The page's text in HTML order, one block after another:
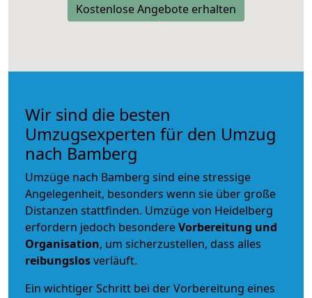
Kostenlose Angebote erhalten
Wir sind die besten
Umzugsexperten für den Umzug
nach Bamberg
Umzüge nach Bamberg sind eine stressige
Angelegenheit, besonders wenn sie über große
Distanzen stattfinden. Umzüge von Heidelberg
erfordern jedoch besondereVorbereitung und
Organisation, um sicherzustellen, dass alles
reibungslosverläuft.
Ein wichtiger Schritt bei der Vorbereitung eines